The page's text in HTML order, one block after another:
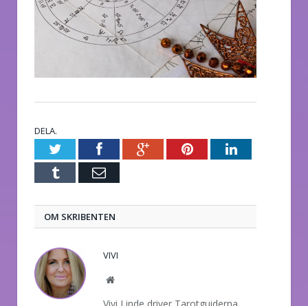
DELA.
TwitterFacebookGoogle+PinterestLinkedIn
Tumblr E-
OM SKRIBENTEN
VIVI
Website
Vivi Linde driver Tarotguiderna